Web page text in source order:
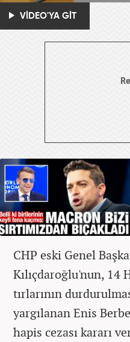
VİDEO'YA GİT
CHP eski Genel
Kılıçdaroğlu'nun, 14
tırlarının
yargılanan Enis
hapis cezası kararı